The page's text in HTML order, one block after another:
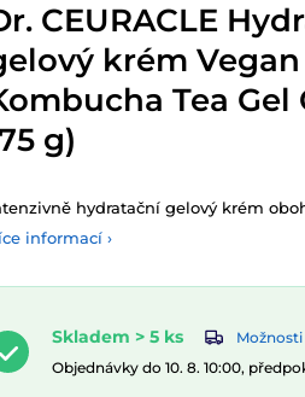
CEURACLE
krém Vegan
Tea Gel
g)
hydratační gelový krém
informací ›
Skladem > 5 ks
Možnosti
Objednávky do 10. 8. 10:00,